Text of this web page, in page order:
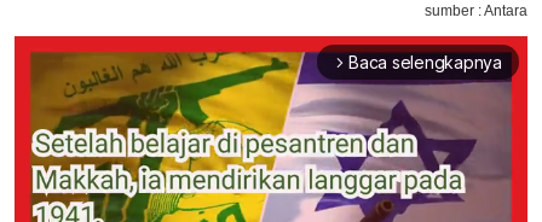
sumber : Antara
arrow_forward_ios Baca selengkapnya